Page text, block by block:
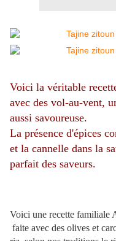
Voici la véritable
avec des vol-au-vent,
aussi savoureuse.
La présence d'épices
et la cannelle dans la
parfait des saveurs.
Voici une recette familiale
faite avec des olives et